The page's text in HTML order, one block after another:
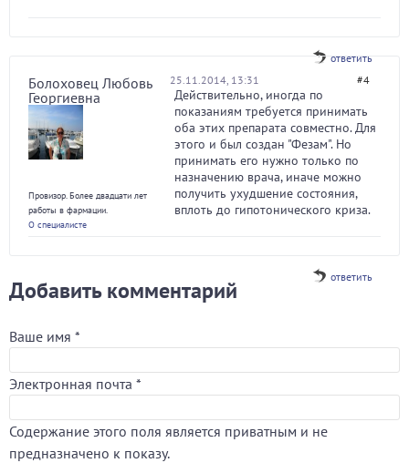
ответить
Болоховец Любовь
Георгиевна
Провизор. Более двадцати лет
работы в фармации.
О специалисте
25.11.2014, 13:31 #4
Действительно, иногда по
показаниям требуется принимать
оба этих препарата совместно. Для
этого и был создан "Фезам". Но
принимать его нужно только по
назначению врача, иначе можно
получить ухудшение состояния,
вплоть до гипотонического криза.
ответить
Добавить комментарий
Ваше имя *
Электронная почта *
Содержание этого поля является приватным и не
предназначено к показу.